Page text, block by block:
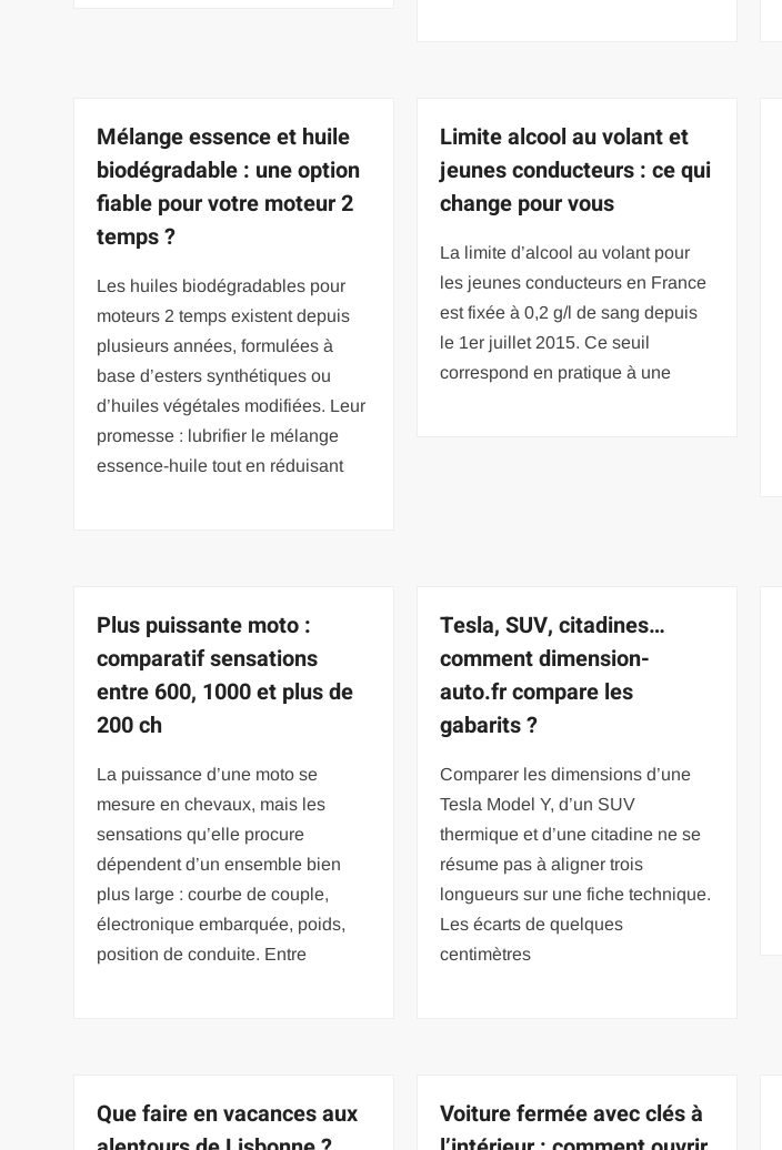
Mélange essence et huile
biodégradable : une option
fiable pour votre moteur 2
temps ?
Les huiles biodégradables pour
moteurs 2 temps existent depuis
plusieurs années, formulées à
base d’esters synthétiques ou
d’huiles végétales modifiées. Leur
promesse : lubrifier le mélange
essence-huile tout en réduisant
Limite alcool au volant et
jeunes conducteurs : ce qui
change pour vous
La limite d’alcool au volant pour
les jeunes conducteurs en France
est fixée à 0,2 g/l de sang depuis
le 1er juillet 2015. Ce seuil
correspond en pratique à une
Plus puissante moto :
comparatif sensations
entre 600, 1000 et plus de
200 ch
La puissance d’une moto se
mesure en chevaux, mais les
sensations qu’elle procure
dépendent d’un ensemble bien
plus large : courbe de couple,
électronique embarquée, poids,
position de conduite. Entre
Tesla, SUV, citadines…
comment dimension-
auto.fr compare les
gabarits ?
Comparer les dimensions d’une
Tesla Model Y, d’un SUV
thermique et d’une citadine ne se
résume pas à aligner trois
longueurs sur une fiche technique.
Les écarts de quelques
centimètres
Que faire en vacances aux
Voiture fermée avec clés à